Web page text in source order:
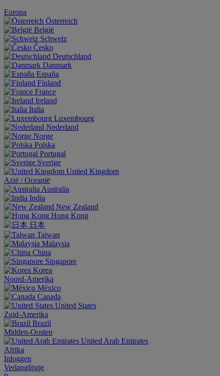
Europa
Österreich
België
Schweiz
Česko
Deutschland
Danmark
España
Finland
France
Ireland
Italia
Luxembourg
Nederland
Norge
Polska
Portugal
Sverige
United Kingdom
Aziё / Oceaniё
Australia
India
New Zealand
Hong Kong
日本
Taiwan
Malaysia
China
Singapore
Korea
Noord-Amerika
México
Canada
United States
Zuid-Amerika
Brazil
Midden-Oosten
United Arab Emirates
Afrika
Inloggen
Verlanglijstje